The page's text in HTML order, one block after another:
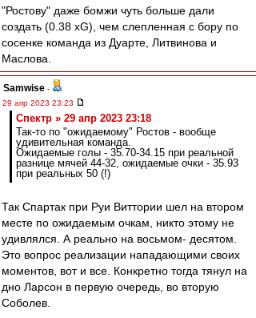
"Ростову" даже бомжи чуть больше дали
создать (0.38 xG), чем слепленная с бору по
сосенке команда из Дуарте, Литвинова и
Маслова.
Samwise -
29 апр 2023 23:23
Спектр » 29 апр 2023 23:18
Так-то по "ожидаемому" Ростов - вообще
удивительная команда.
Ожидаемые голы - 35.70-34.15 при реальной
разнице мячей 44-32, ожидаемые очки - 35.93
при реальных 50 (!)
Так Спартак при Руи Виттории шел на втором
месте по ожидаемым очкам, никто этому не
удивлялся. А реально на восьмом- десятом.
Это вопрос реализации нападающими своих
моментов, вот и все. Конкретно тогда тянул на
дно Ларсон в первую очередь, во вторую
Соболев.